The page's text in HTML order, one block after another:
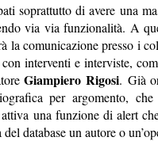
soprattutto di avere una
via via funzionalità. A
la comunicazione presso i
interventi e interviste,
Giampiero Rigosi. Già
per argomento,
una funzione di alert
database un autore o